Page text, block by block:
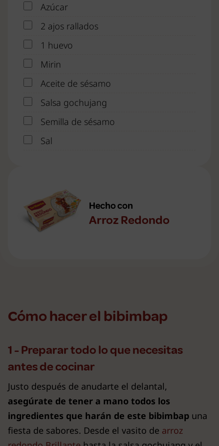
Azúcar
2 ajos rallados
1 huevo
Mirin
Aceite de sésamo
Salsa gochujang
Semilla de sésamo
Sal
Hecho con
Arroz Redondo
Cómo hacer el bibimbap
1 - Preparar todo lo que necesitas
antes de cocinar
Justo después de anudarte el delantal,
asegúrate de tener a mano todos los
ingredientes que harán de este bibimbap una
fiesta de sabores. Desde el vasito de arroz